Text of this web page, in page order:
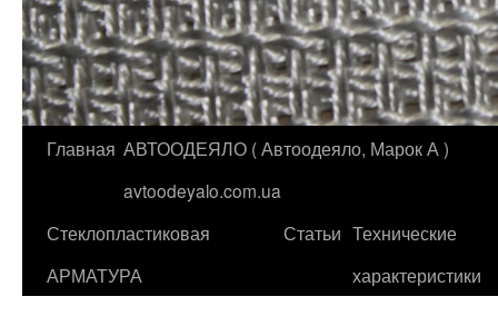
Перейти
содержимому
Главная АВТООДЕЯЛО ( Автоодеяло, Марок А )
avtoodeyalo.com.ua
Стеклопластиковая
АРМАТУРА
Статьи Технические
характеристики